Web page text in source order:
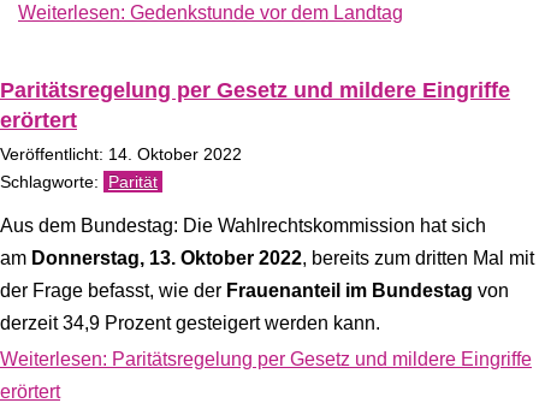
Weiterlesen: Gedenkstunde vor dem Landtag
Paritätsregelung per Ge­setz und mil­dere Ein­griffe
erörtert
Veröffentlicht: 14. Oktober 2022
Parität
Aus dem Bundestag: Die Wahlrechtskommission hat sich
am Donnerstag, 13. Oktober 2022, bereits zum dritten Mal mit
der Frage befasst, wie der Frauenanteil im Bundestag von
derzeit 34,9 Prozent gesteigert werden kann.
Weiterlesen: Paritätsregelung per Ge­setz und mil­dere Ein­griffe
erörtert